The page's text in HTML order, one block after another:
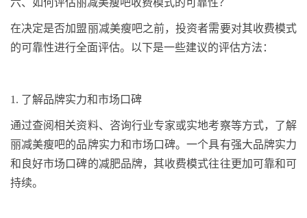
在决定是否加盟丽减美瘦吧之前，投资者需要对其收费模式
的可靠性进行全面评估。以下是一些建议的评估方法：
1. 了解品牌实力和市场口碑
通过查阅相关资料、咨询行业专家或实地考察等方式，了解
丽减美瘦吧的品牌实力和市场口碑。一个具有强大品牌实力
和良好市场口碑的减肥品牌，其收费模式往往更加可靠和可
持续。